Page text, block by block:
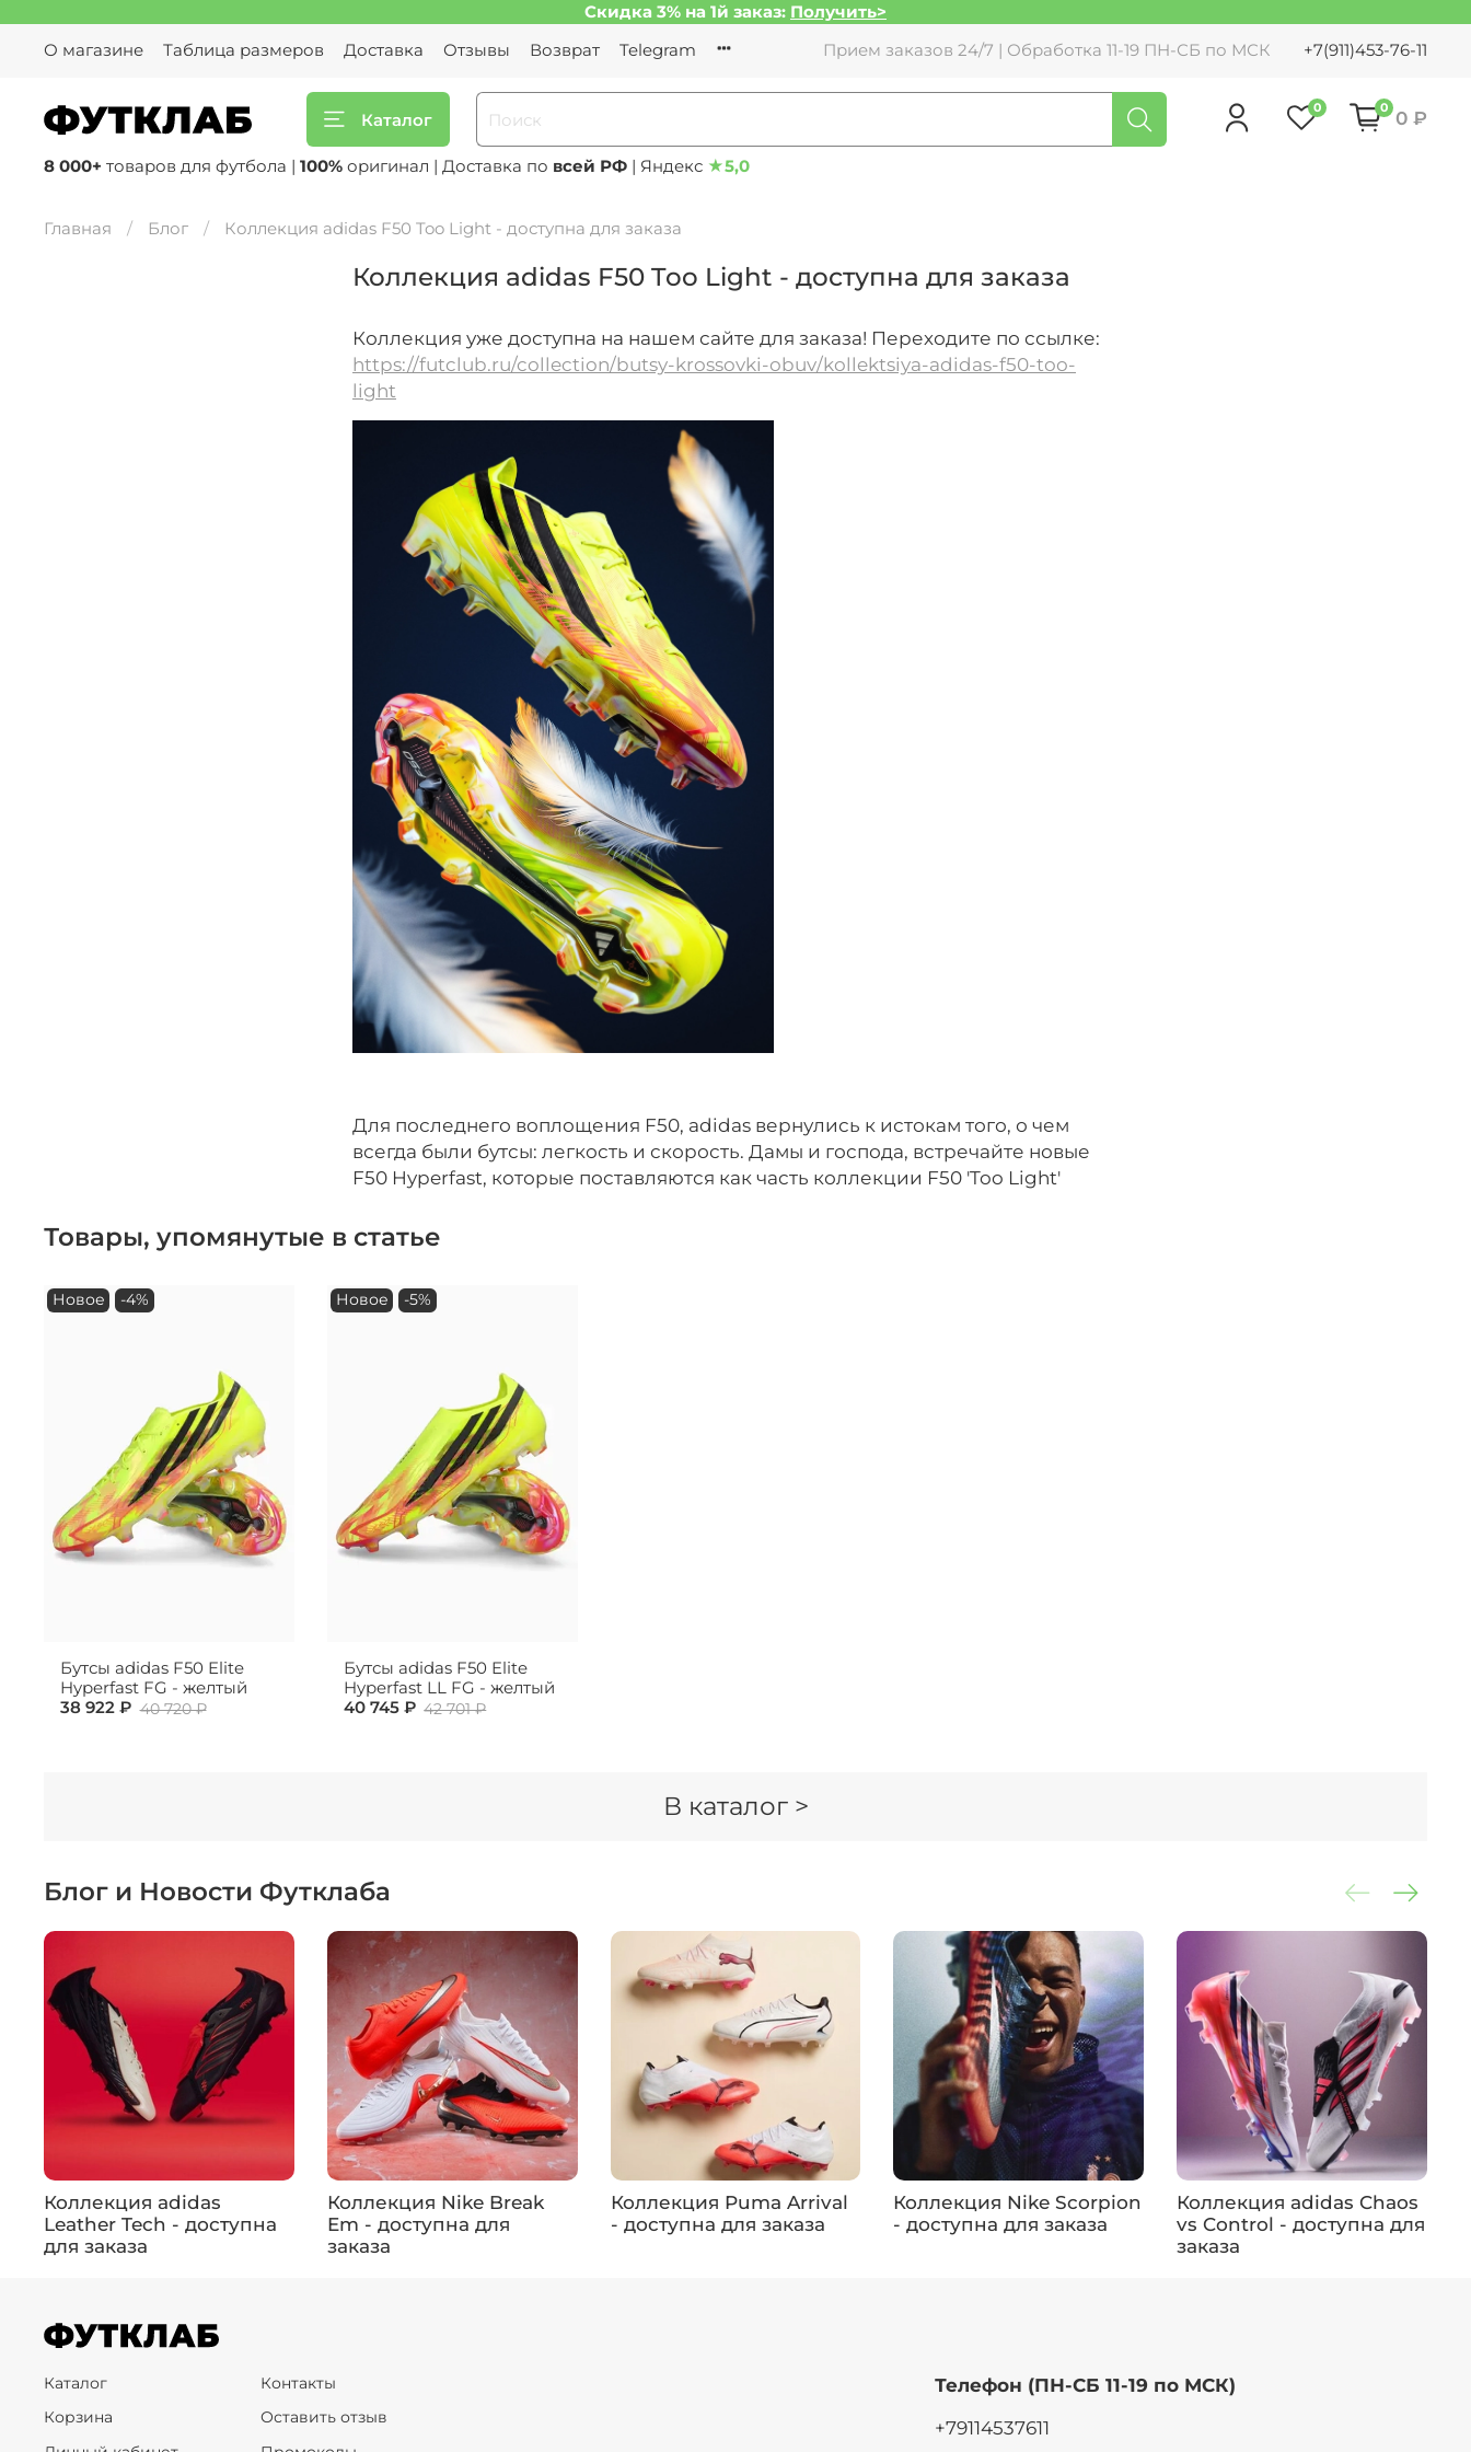
Скидка 3% на 1й заказ: Получить>
О магазине
Таблица размеров Доставка Отзывы Возврат Telegram Прием заказов 24/7 | Обработка 11-19 ПН-СБ по МСК +7(911)453-76-11
Каталог
0 0 0 ₽
8 000+ товаров для футбола | 100% оригинал | Доставка по всей РФ | Яндекс ★5,0
Главная Блог Коллекция adidas F50 Too Light - доступна для заказа
Коллекция adidas F50 Too Light - доступна для заказа
Коллекция уже доступна на нашем сайте для заказа! Переходите по ссылке:
https://futclub.ru/collection/butsy-krossovki-obuv/kollektsiya-adidas-f50-too-
light
Для последнего воплощения F50, adidas вернулись к истокам того, о чем
всегда были бутсы: легкость и скорость. Дамы и господа, встречайте новые
F50 Hyperfast, которые поставляются как часть коллекции F50 'Too Light'
Товары, упомянутые в статье
Новое -4%
Бутсы adidas F50 Elite
Hyperfast FG - желтый
38 922 ₽ 40 720 ₽
Новое -5%
Бутсы adidas F50 Elite
Hyperfast LL FG - желтый
40 745 ₽ 42 701 ₽
В каталог >
Блог и Новости Футклаба
Коллекция adidas
Leather Tech - доступна
для заказа
Коллекция Nike Break
Em - доступна для
заказа
Коллекция Puma Arrival
- доступна для заказа
Коллекция Nike Scorpion
- доступна для заказа
Коллекция adidas Chaos
vs Control - доступна для
заказа
Каталог
Корзина
Контакты
Оставить отзыв
Телефон (ПН-СБ 11-19 по МСК)
+79114537611